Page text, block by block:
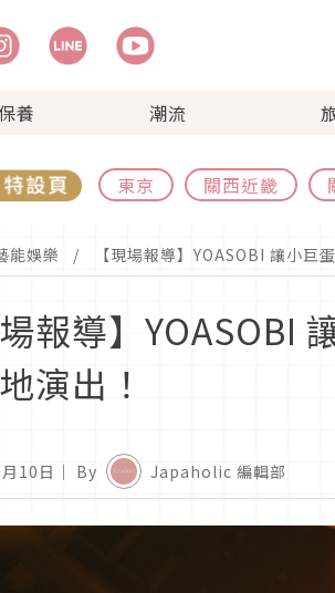
養 潮流
東京 關西近畿
能娛樂 【現場報導】YOASOBI 讓小巨
場報導】
演出！
10日 ｜ By Japaholic 編輯部